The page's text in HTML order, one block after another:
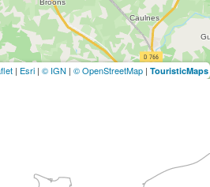
| Esri | © IGN | © OpenStreetMap | TouristicMaps